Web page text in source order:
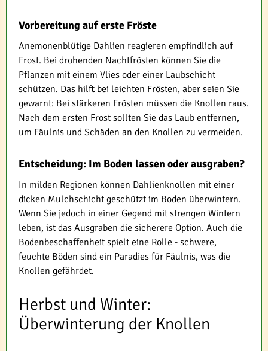
Vorbereitung auf erste Fröste
Anemonenblütige Dahlien reagieren empfindlich auf
Frost. Bei drohenden Nachtfrösten können Sie die
Pflanzen mit einem Vlies oder einer Laubschicht
schützen. Das hilft bei leichten Frösten, aber seien Sie
gewarnt: Bei stärkeren Frösten müssen die Knollen raus.
Nach dem ersten Frost sollten Sie das Laub entfernen,
um Fäulnis und Schäden an den Knollen zu vermeiden.
Entscheidung: Im Boden lassen oder ausgraben?
In milden Regionen können Dahlienknollen mit einer
dicken Mulchschicht geschützt im Boden überwintern.
Wenn Sie jedoch in einer Gegend mit strengen Wintern
leben, ist das Ausgraben die sicherere Option. Auch die
Bodenbeschaffenheit spielt eine Rolle - schwere,
feuchte Böden sind ein Paradies für Fäulnis, was die
Knollen gefährdet.
Herbst und Winter:
Überwinterung der Knollen